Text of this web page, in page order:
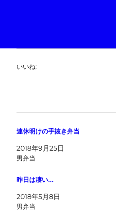
いいね:
連休明けの手抜き弁当
2018年9月25日
男弁当
昨日は凄い…
2018年5月8日
男弁当